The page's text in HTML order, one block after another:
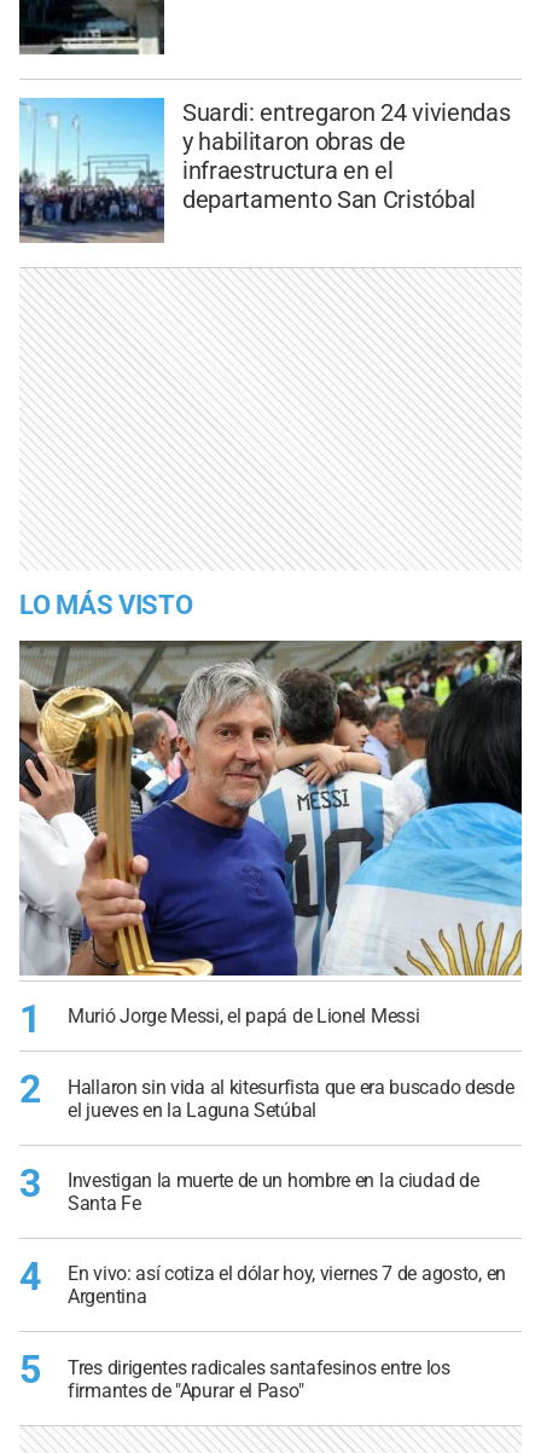
Suardi: entregaron 24 viviendas
y habilitaron obras de
infraestructura en el
departamento San Cristóbal
LO MÁS VISTO
1 Murió Jorge Messi, el papá de Lionel Messi
2
Hallaron sin vida al kitesurfista que era buscado desde
el jueves en la Laguna Setúbal
3
Investigan la muerte de un hombre en la ciudad de
Santa Fe
4
En vivo: así cotiza el dólar hoy, viernes 7 de agosto, en
Argentina
5
Tres dirigentes radicales santafesinos entre los
firmantes de "Apurar el Paso"